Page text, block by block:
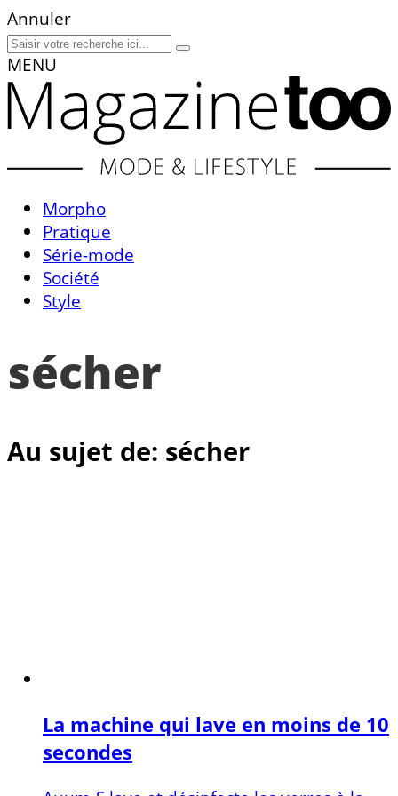
Annuler
MENU
Morpho
Pratique
Série-mode
Société
Style
sécher
Au sujet de: sécher
La machine qui lave en moins de 10
secondes